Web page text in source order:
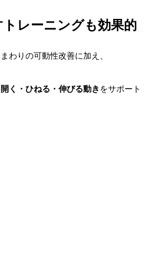
レーニングも効果的
わりの可動性改善に加え、
く・ひねる・伸びる動きをサポート